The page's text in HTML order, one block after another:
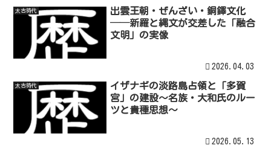
太古時代
出雲王朝・ぜんざい・銅鐸文化
──新羅と縄文が交差した「融合
文明」の実像
2026.04.03
太古時代
イザナギの淡路島占領と「多賀
宮」の建設～名族・大和氏のルー
ツと貴種思想～
2026.05.13